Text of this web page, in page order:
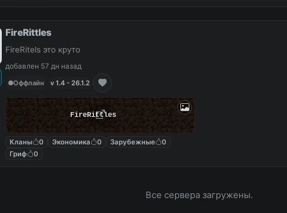
FireRittles
FireRitels это круто
добавлен 57 дн назад
Оффлайн
v 1.4 - 26.1.2
FireRittles
Кланы 0 Экономика 0 Зарубежные
0
Гриф
0
Все сервера загружены.